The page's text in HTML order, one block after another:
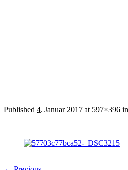
Published 4. Januar 2017 at 597×396 in